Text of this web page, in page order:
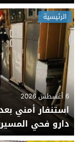
الرئيسية
6 أغسطس 2026
استنفار أمني
دارو فحي